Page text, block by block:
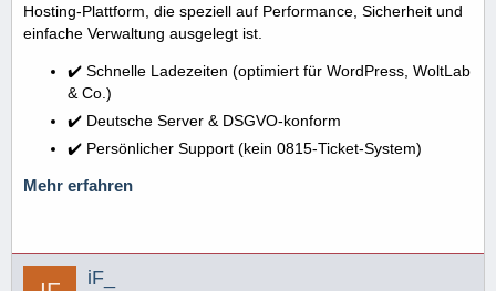
Hosting-Plattform, die speziell auf Performance, Sicherheit und
einfache Verwaltung ausgelegt ist.
✔️ Schnelle Ladezeiten (optimiert für WordPress, WoltLab
& Co.)
✔️ Deutsche Server & DSGVO-konform
✔️ Persönlicher Support (kein 0815-Ticket-System)
Mehr erfahren
iF_